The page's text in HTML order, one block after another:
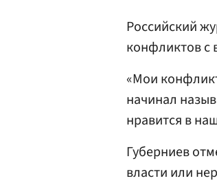
Российский
конфликтов с
«Мои
начинал
нравится в
Губерниев
власти или